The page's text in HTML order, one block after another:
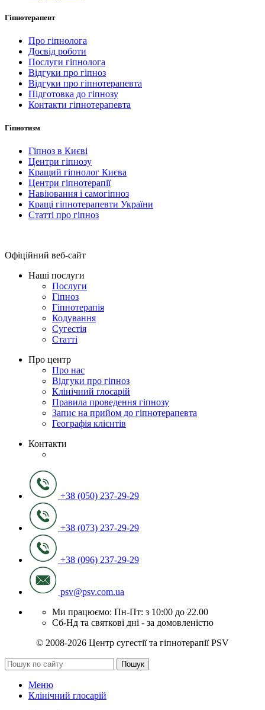
Гіпнотерапевт
Про гіпнолога
Досвід роботи
Послуги гіпнолога
Відгуки про гіпноз
Відгуки про гіпнотерапевта
Підготовка до гіпнозу
Контакти гіпнотерапевта
Гіпнотизм
Гіпноз в Києві
Центри гіпнозу
Кращий гіпнолог Києва
Центри гіпнотерапії
Навіювання і самогіпноз
Кращі гіпнотерапевти України
Статті про гіпноз
Офіційний веб-сайт
Наші послуги
Послуги
Гіпноз
Гіпнотерапія
Кодування
Сугестія
Статті
Про центр
Про нас
Відгуки про гіпноз
Клінічний глосарій
Правила проведення гіпнозу
Запис на прийом до гіпнотерапевта
Географія клієнтів
Контакти
+38 (050) 237-29-29
+38 (073) 237-29-29
+38 (096) 237-29-29
psv@psv.com.ua
Ми працюємо: Пн-Пт: з 10:00 до 22.00
Сб-Нд та святкові дні - за домовленістю
© 2008-2026 Центр сугестії та гіпнотерапії PSV
Пошук
Меню
Клінічний глосарій